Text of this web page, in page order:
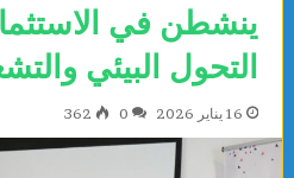
ينشطن في
التحول البيئي
16 يناير 2026 0
362